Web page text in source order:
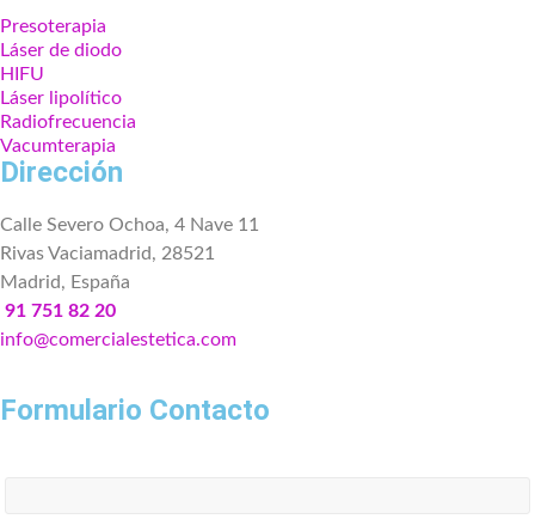
Presoterapia
Láser de diodo
HIFU
Láser lipolítico
Radiofrecuencia
Vacumterapia
Dirección
Calle Severo Ochoa, 4 Nave 11
Rivas Vaciamadrid, 28521
Madrid, España
91 751 82 20
info@comercialestetica.com
Formulario Contacto